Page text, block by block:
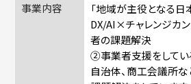
事業内容
「地域が主役となる日
DX/AI×チャレンジカ
者の課題解決
②事業者支援をしてい
自治体、商工会議所な